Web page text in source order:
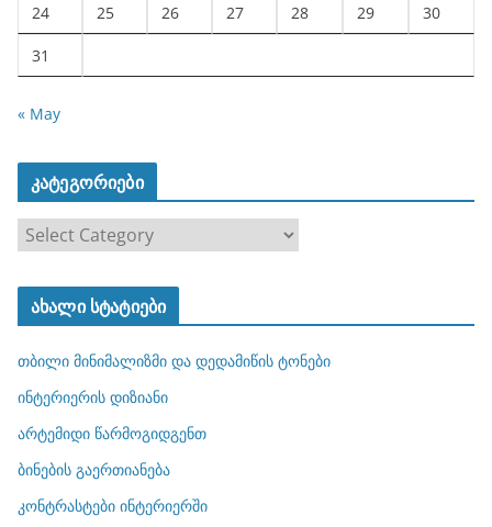
24 25 26 27 28 29 30
31
« May
კატეგორიები
ა
ტ
ო
რ
ბ
ი
ახალი სტატიები
თბილი მინიმალიზმი და დედამიწის ტონები
ინტერიერის დიზიანი
არტემიდი წარმოგიდგენთ
ბინების გაერთიანება
კონტრასტები ინტერიერში